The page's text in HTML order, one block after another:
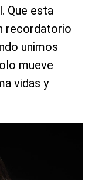
Que esta
recordatorio
unimos
mueve
vidas y